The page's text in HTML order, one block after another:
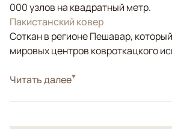
000 узлов на квадратный метр.
Пакистанский ковер
Соткан в регионе Пешавар,
мировых центров ковроткацкого
СтильКлассические
Читать далее